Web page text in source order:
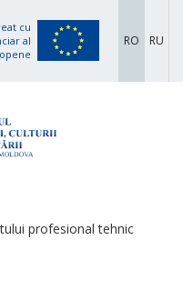
cu
al
RO RU
profesional tehnic